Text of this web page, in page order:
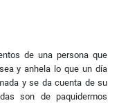
de una persona que
y anhela lo que un día
y se da cuenta de su
son de paquidermos